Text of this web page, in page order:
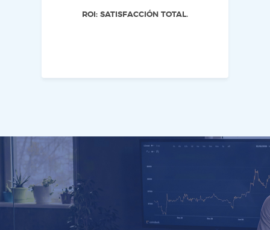
ROI: SATISFACCIÓN TOTAL.